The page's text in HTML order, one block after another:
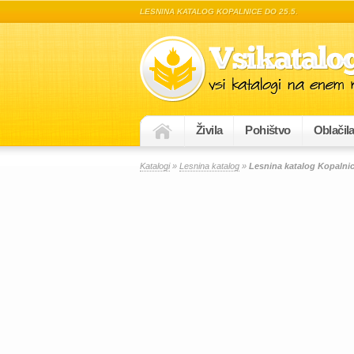
LESNINA KATALOG KOPALNICE DO 25.5.
Živila Pohištvo Oblačila
Katalogi» Lesnina katalog » Lesnina katalog